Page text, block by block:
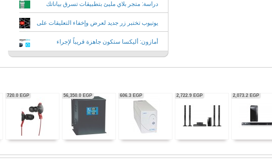
دراسة: متجر بلاي مليئ بتطبيقات تسرق بياناتك
يوتيوب تختبر زر جديد لعرض وإخفاء التعليقات على
أندرويد
أمازون: أليكسا ستكون جاهزة قريباً لإجراء
محادثات تفاعلية أقرب ما يكون للأسلوب البشري
720.0 EGP 56,350.0 EGP 606.3 EGP 2,722.9 EGP 2,073.2 EGP